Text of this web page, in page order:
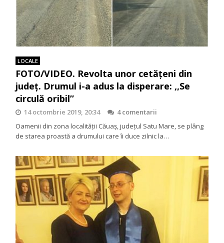
LOCALE
FOTO/VIDEO. Revolta unor cetățeni din
județ. Drumul i-a adus la disperare: ,,Se
circulă oribil”
14 octombrie 2019, 20:34
4 comentarii
Oamenii din zona localității Căuaș, județul Satu Mare, se plâng
de starea proastă a drumului care îi duce zilnic la…